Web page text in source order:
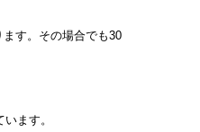
す。その場合でも30
ます。